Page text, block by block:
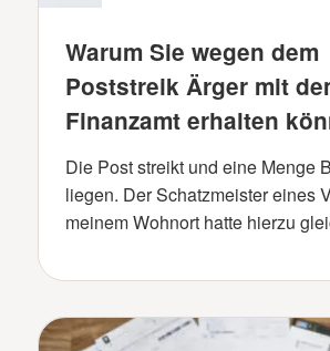
Warum Sie wegen dem
Poststreik Ärger mit
Finanzamt erhalten
Die Post streikt und eine Menge
liegen. Der Schatzmeister eines
meinem Wohnort hatte hierzu